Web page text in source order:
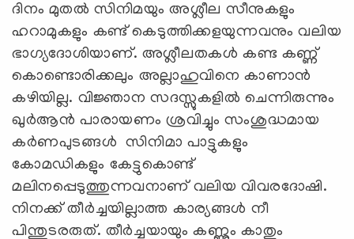
ദിനം മുതല്‍ സിനിമയും അശ്ലീല സീനുകളും
ഹറാമുകളും കണ്ട് കെടുത്തിക്കളയുന്നവനും വലിയ
ഭാഗ്യദോശിയാണ്. അശ്ലീലതകള്‍ കണ്ട കണ്ണ്
കൊണ്ടൊരിക്കലും അല്ലാഹുവിനെ കാണാന്‍
കഴിയില്ല. വിജ്ഞാന സദസ്സുകളില്‍ ചെന്നിരുന്നും
ഖുര്‍ആന്‍ പാരായണം ശ്രവിച്ചും സംശുദ്ധമായ
കര്‍ണപുടങ്ങള്‍ സിനിമാ പാട്ടുകളും
കോമഡികളും കേട്ടുകൊണ്ട്
മലിനപ്പെടുത്തുന്നവനാണ് വലിയ വിവരദോഷി.
നിനക്ക് തീര്‍ച്ചയില്ലാത്ത കാര്യങ്ങള്‍ നീ
പിന്തുടരരുത്. തീര്‍ച്ചയായും കണ്ണും കാതും